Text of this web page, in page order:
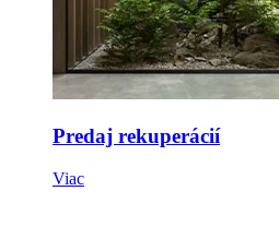
Predaj rekuperácií
Viac